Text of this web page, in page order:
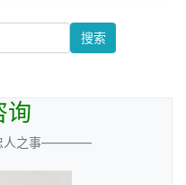
搜索
询
人之事————